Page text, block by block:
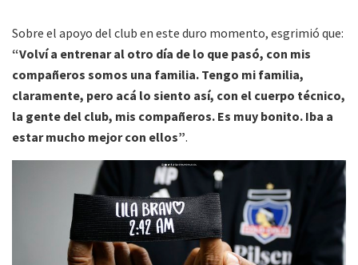
Sobre el apoyo del club en este duro momento, esgrimió que:
“Volví a entrenar al otro día de lo que pasó, con mis
compañeros somos una familia. Tengo mi familia,
claramente, pero acá lo siento así, con el cuerpo técnico,
la gente del club, mis compañeros. Es muy bonito. Iba a
estar mucho mejor con ellos”.